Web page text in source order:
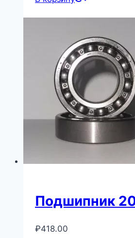
Подшипник
₽418.00